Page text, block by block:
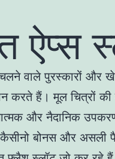
ऐप्स
चलने वाले पुरस्कारों और
करते हैं। मूल चित्रों
और नैदानिक
बोनस और असली